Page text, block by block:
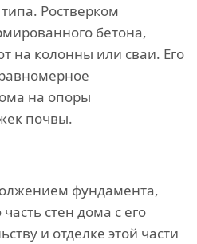
Ростверком
бетона,
на колонны или сваи. Его
на опоры
почвы.
фундамента,
стен дома с его
и отделке этой части